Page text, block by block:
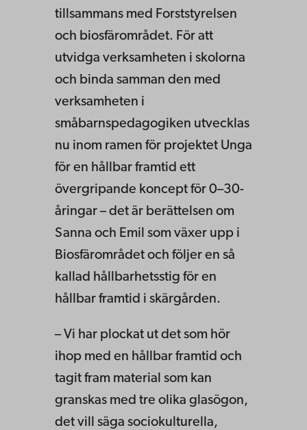
tillsammans med Forststyrelsen
och biosfärområdet. För att
utvidga verksamheten i skolorna
och binda samman den med
verksamheten i
småbarnspedagogiken utvecklas
nu inom ramen för projektet Unga
för en hållbar framtid ett
övergripande koncept för 0–30-
åringar – det är berättelsen om
Sanna och Emil som växer upp i
Biosfärområdet och följer en så
kallad hållbarhetsstig för en
hållbar framtid i skärgården.
– Vi har plockat ut det som hör
ihop med en hållbar framtid och
tagit fram material som kan
granskas med tre olika glasögon,
det vill säga sociokulturella,